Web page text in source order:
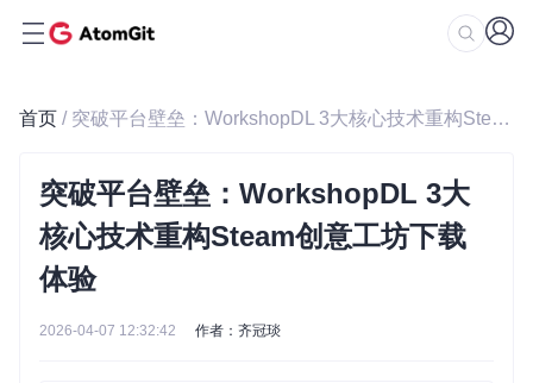
首页 / 突破平台壁垒：WorkshopDL 3大核心技术重构Steam创意工坊下载体验
突破平台壁垒：WorkshopDL 3大
核心技术重构Steam创意工坊下载
体验
2026-04-07 12:32:42 作者：齐冠琰